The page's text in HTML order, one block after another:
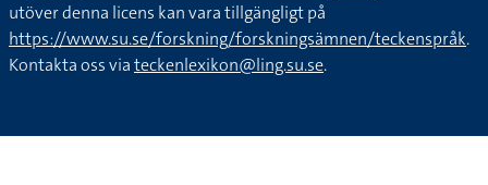
utöver denna licens kan vara tillgängligt på
https://www.su.se/forskning/forskningsämnen/teckenspråk.
Kontakta oss viateckenlexikon@ling.su.se.